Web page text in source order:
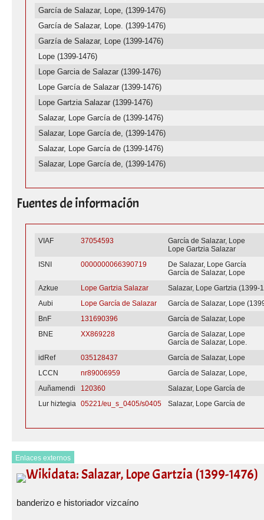
García de Salazar, Lope, (1399-1476)
García de Salazar, Lope. (1399-1476)
Garzía de Salazar, Lope (1399-1476)
Lope (1399-1476)
Lope Garcia de Salazar (1399-1476)
Lope García de Salazar (1399-1476)
Lope Gartzia Salazar (1399-1476)
Salazar, Lope García de (1399-1476)
Salazar, Lope García de, (1399-1476)
Salazar, Lope García de (1399-1476)
Salazar, Lope García de, (1399-1476)
Fuentes de información
VIAF 37054593
García de Salazar, Lope
Lope Gartzia Salazar
ISNI
0000000066390719
De Salazar, Lope García
García de Salazar, Lope
Azkue
Lope Gartzia Salazar
Salazar, Lope Gartzia (1399-
Aubi
Lope García de Salazar
García de Salazar, Lope
BnF
131690396
García de Salazar, Lope
BNE
XX869228
García de Salazar, Lope
García de Salazar, Lope.
idRef
035128437
García de Salazar, Lope
LCCN
nr89006959
García de Salazar, Lope,
Auñamendi
120360
Salazar, Lope García de
Lur hiztegia 05221/eu_s_0405/s0405 Salazar, Lope García de
Enlaces externos
Wikidata: Salazar, Lope Gartzia (1399-1476)
banderizo e historiador vizcaíno